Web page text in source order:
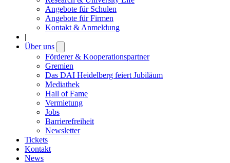
Angebote für Schulen
Angebote für Firmen
Kontakt & Anmeldung
|
Über uns
submenu
Förderer & Kooperationspartner
Gremien
Das DAI Heidelberg feiert Jubiläum
Mediathek
Hall of Fame
Vermietung
Jobs
Barrierefreiheit
Newsletter
Tickets
Kontakt
News